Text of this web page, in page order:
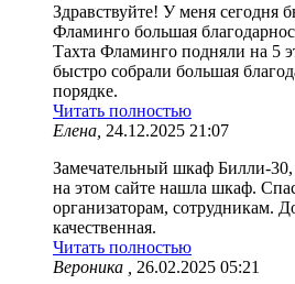
Здравствуйте! У меня сегодня
Фламинго большая
Тахта Фламинго подняли на 5
быстро собрали большая
порядке.
Читать полностью
Елена, 24.12.2025 21:07
Замечательный шкаф Билли-30,
на этом сайте нашла шкаф.
организаторам, сотрудникам.
качественная.
Читать полностью
Вероника ,
26.02.2025 05:21